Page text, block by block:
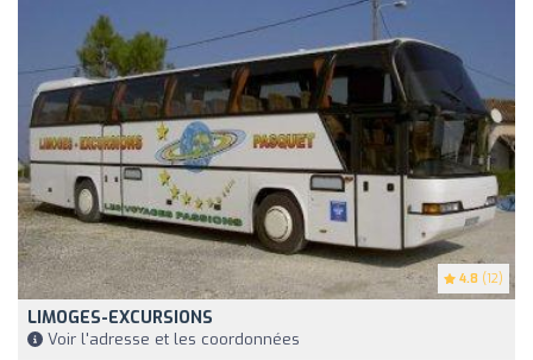
4.8 (12)
LIMOGES-EXCURSIONS
Voir l'adresse et les coordonnées